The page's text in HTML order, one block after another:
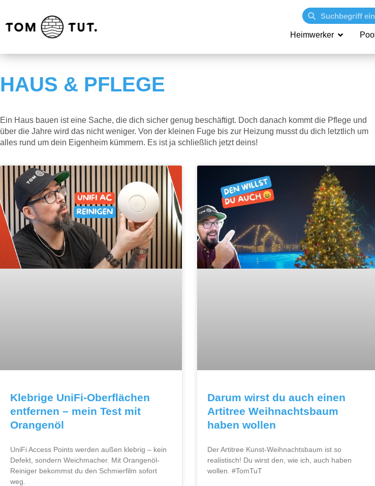
Heimwerker Pool
HAUS & PFLEGE
Ein Haus bauen ist eine Sache, die dich sicher genug beschäftigt. Doch danach kommt die Pflege und
über die Jahre wird das nicht weniger. Von der kleinen Fuge bis zur Heizung musst du dich letztlich um
alles rund um dein Eigenheim kümmern. Es ist ja schließlich jetzt deins!
Klebrige UniFi-Oberflächen
entfernen – mein Test mit
Orangenöl
UniFi Access Points werden außen klebrig – kein
Defekt, sondern Weichmacher. Mit Orangenöl-
Reiniger bekommst du den Schmierfilm sofort
weg.
Darum wirst du auch einen
Artitree Weihnachtsbaum
haben wollen
Der Artitree Kunst-Weihnachtsbaum ist so
realistisch! Du wirst den, wie ich, auch haben
wollen. #TomTuT